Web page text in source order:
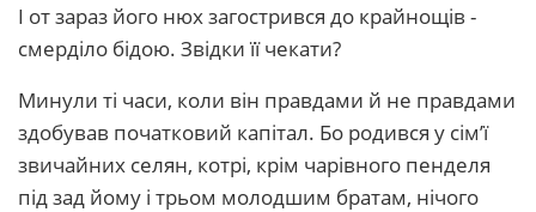
І от зараз його нюх загострився до крайнощів -
смерділо бідою. Звідки її чекати?
Минули ті часи, коли він правдами й не правдами
здобував початковий капітал. Бо родився у сім’ї
звичайних селян, котрі, крім чарівного пенделя
під зад йому і трьом молодшим братам, нічого